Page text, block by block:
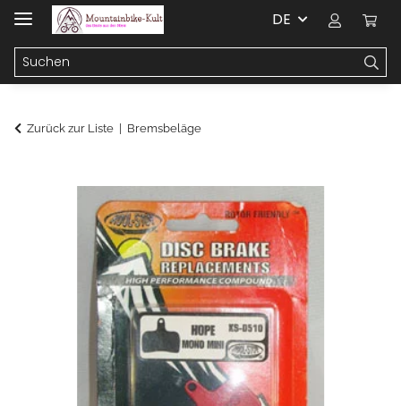
DE
Zurück zur Liste Bremsbeläge